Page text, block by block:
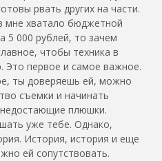
рвать других на части.
мне хватало бюджетной
5 000 рублей, то зачем
чтобы техника в
Это первое и самое важное.
ты доверяешь ей, можно
съемки и начинать
плюшки.
уже тебе. Однако,
История, история и еще
ей сопутствовать.